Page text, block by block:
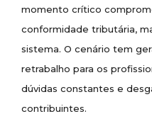
momento crítico
conformidade tributária,
sistema. O cenário tem
retrabalho para os
dúvidas constantes e
contribuintes.